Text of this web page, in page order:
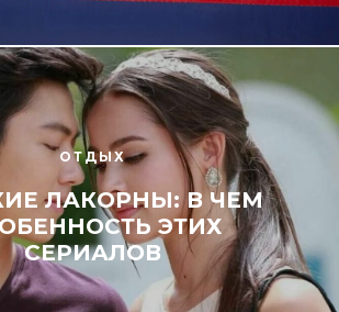
ОТДЫХ
ЛАКОРНЫ: В ЧЕМ
ЭТИХ
СЕРИАЛОВ